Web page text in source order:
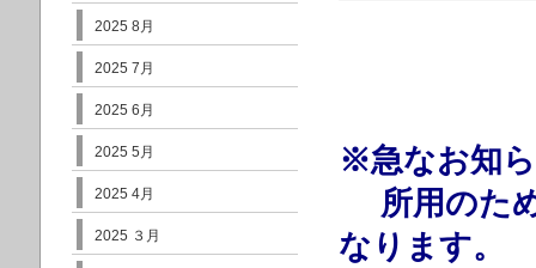
※急なお知
所用のた
なります。
2025 8月
2025 7月
2025 6月
2025 5月
2025 4月
2025 ３月